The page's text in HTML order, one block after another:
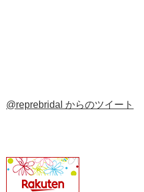
@reprebridal からのツイート